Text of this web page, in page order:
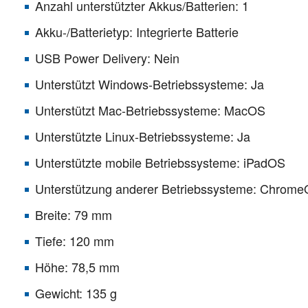
Anzahl unterstützter Akkus/Batterien: 1
Akku-/Batterietyp: Integrierte Batterie
USB Power Delivery: Nein
Unterstützt Windows-Betriebssysteme: Ja
Unterstützt Mac-Betriebssysteme: MacOS
Unterstützte Linux-Betriebssysteme: Ja
Unterstützte mobile Betriebssysteme: iPadOS
Unterstützung anderer Betriebssysteme:
Breite: 79 mm
Tiefe: 120 mm
Höhe: 78,5 mm
Gewicht: 135 g